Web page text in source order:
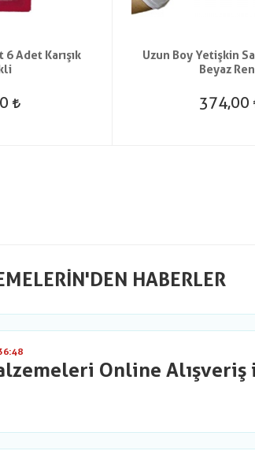
6 Adet Karışık
Uzun Boy Yetişkin
Beyaz
374,00
HABERLER
Online